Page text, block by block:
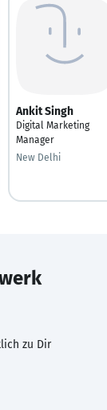
Ankit Singh
Digital Marketing
Manager
New Delhi
zu Dir